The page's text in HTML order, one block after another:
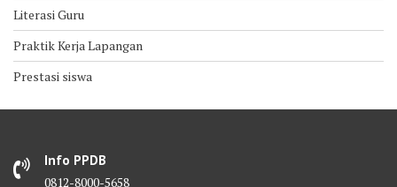
Literasi Guru
Praktik Kerja Lapangan
Prestasi siswa
Info PPDB
0812-8000-5658